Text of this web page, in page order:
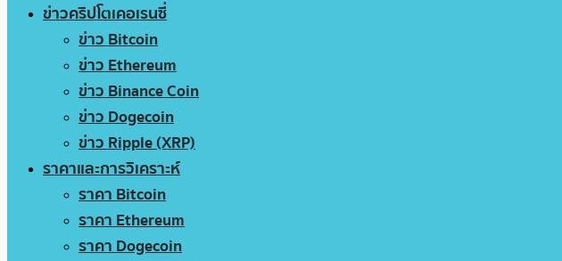
ข่าวคริปโตเคอเรนซี่
ข่าว Bitcoin
ข่าว Ethereum
ข่าว Binance Coin
ข่าว Dogecoin
ข่าว Ripple (XRP)
ราคาและการวิเคราะห์
ราคา Bitcoin
ราคา Ethereum
ราคา Dogecoin